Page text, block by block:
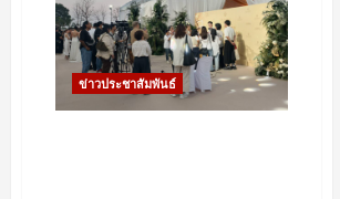
ข่าวประชาสัมพันธ์